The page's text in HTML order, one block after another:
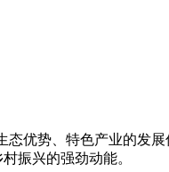
优势、特色产业的发
振兴的强劲动能。